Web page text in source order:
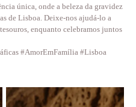
única, onde a beleza da gravidez
de Lisboa. Deixe-nos ajudá-lo a
enquanto celebramos juntos
#AmorEmFamília #Lisboa